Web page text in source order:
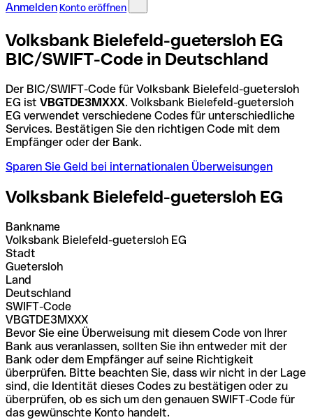
Anmelden Konto eröffnen
Volksbank Bielefeld-guetersloh EG
BIC/SWIFT-Code in Deutschland
Der BIC/SWIFT-Code für Volksbank Bielefeld-guetersloh
EG ist VBGTDE3MXXX. Volksbank Bielefeld-guetersloh
EG verwendet verschiedene Codes für unterschiedliche
Services. Bestätigen Sie den richtigen Code mit dem
Empfänger oder der Bank.
Sparen Sie Geld bei internationalen Überweisungen
Volksbank Bielefeld-guetersloh EG
Bankname
Volksbank Bielefeld-guetersloh EG
Stadt
Guetersloh
Land
Deutschland
SWIFT-Code
VBGTDE3MXXX
Bevor Sie eine Überweisung mit diesem Code von Ihrer
Bank aus veranlassen, sollten Sie ihn entweder mit der
Bank oder dem Empfänger auf seine Richtigkeit
überprüfen. Bitte beachten Sie, dass wir nicht in der Lage
sind, die Identität dieses Codes zu bestätigen oder zu
überprüfen, ob es sich um den genauen SWIFT-Code für
das gewünschte Konto handelt.